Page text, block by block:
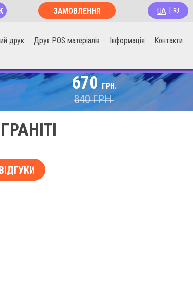
ЗАМОВЛЕННЯ
UA RU
друк Друк POS матеріалів Інформація Контакти
670ГРН.
840ГРН.